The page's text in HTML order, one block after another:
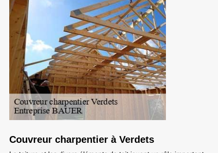
Couvreur charpentier à Verdets